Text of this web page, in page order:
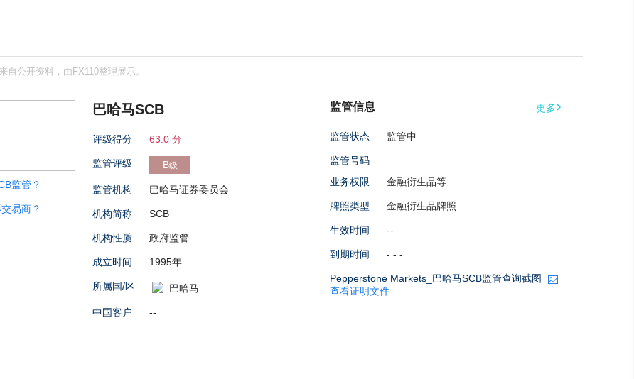
自公开资料，由FX110整理展示。
监管？
易商？
巴哈马SCB
评级得分 63.0 分
监管评级 B级
监管机构 巴哈马证券委员会
机构简称 SCB
机构性质 政府监管
成立时间 1995年
所属国/区 巴哈马
中国客户 --
监管信息 更多
监管状态 监管中
监管号码
业务权限
金融衍生品等
牌照类型 金融衍生品牌照
生效时间 --
到期时间 - - -
Pepperstone Markets_巴哈马SCB监管查询截图
查看证明文件